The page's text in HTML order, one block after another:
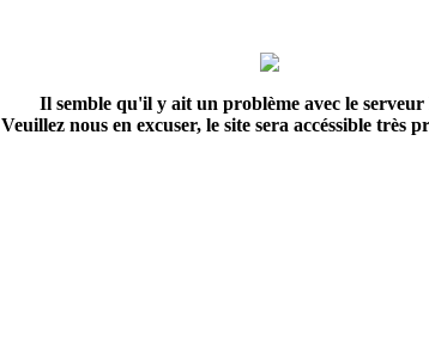
Il semble qu'il y ait un problème avec le
Veuillez nous en excuser, le site sera accéssible très